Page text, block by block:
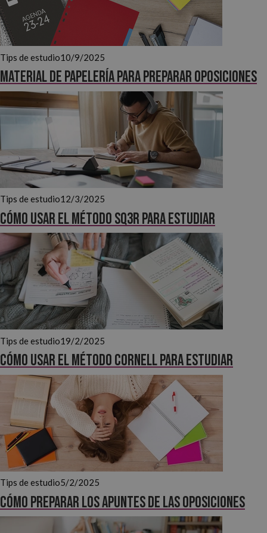
Tips de estudio10/9/2025
Material de papelería para preparar oposiciones
Tips de estudio12/3/2025
Cómo usar el método SQ3R para estudiar
Tips de estudio19/2/2025
Cómo usar el método Cornell para estudiar
Tips de estudio5/2/2025
Cómo preparar los apuntes de las oposiciones